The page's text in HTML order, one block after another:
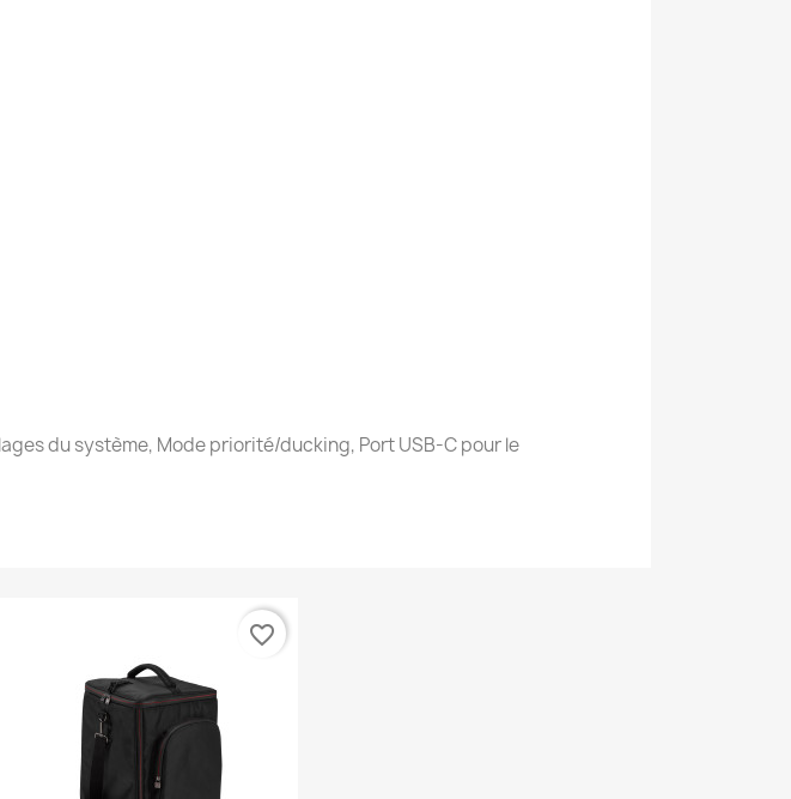
du système, Mode priorité/ducking, Port USB-C pour le
favorite_border